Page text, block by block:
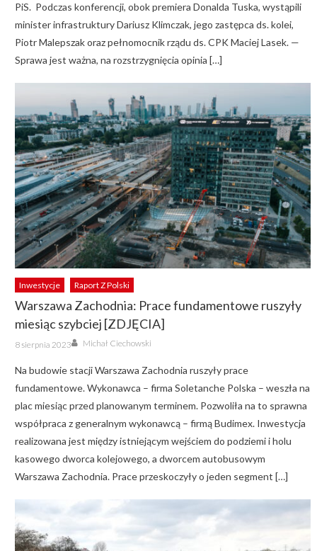
PiS. Podczas konferencji, obok premiera Donalda Tuska, wystąpili
minister infrastruktury Dariusz Klimczak, jego zastępca ds. kolei,
Piotr Malepszak oraz pełnomocnik rządu ds. CPK Maciej Lasek. —
Sprawa jest ważna, na rozstrzygnięcia opinia […]
Inwestycje Raport Z Polski
Warszawa Zachodnia: Prace fundamentowe ruszyły
miesiąc szybciej [ZDJĘCIA]
Posted
on
8 sierpnia 2023 Author
Michał Ciechowski
Na budowie stacji Warszawa Zachodnia ruszyły prace
fundamentowe. Wykonawca – firma Soletanche Polska – weszła na
plac miesiąc przed planowanym terminem. Pozwoliła na to sprawna
współpraca z generalnym wykonawcą – firmą Budimex. Inwestycja
realizowana jest między istniejącym wejściem do podziemi i holu
kasowego dworca kolejowego, a dworcem autobusowym
Warszawa Zachodnia. Prace przeskoczyły o jeden segment […]